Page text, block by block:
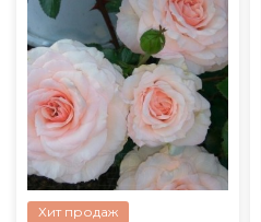
Хит продаж